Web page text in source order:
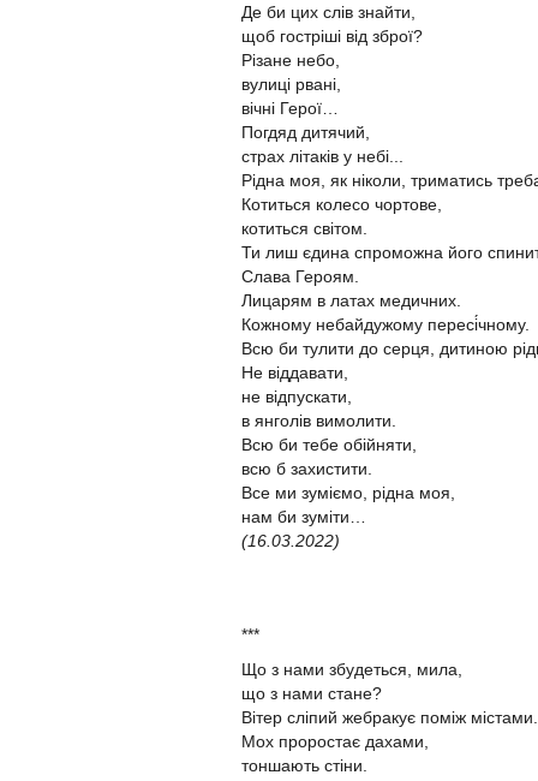
Де би цих слів знайти,
щоб гостріші від зброї?
Різане небо,
вулиці рвані,
вічні Герої…
Погдяд дитячий,
страх літаків у небі...
Рідна моя, як ніколи, триматись
Котиться колесо чортове,
котиться світом.
Ти лиш єдина спроможна його
Слава Героям.
Лицарям в латах медичних.
Кожному небайдужому пересі́чному.
Всю би тулити до серця, дитиною
Не віддавати,
не відпускати,
в янголів вимолити.
Всю би тебе обійняти,
всю б захистити.
Все ми зуміємо, рідна моя,
нам би зуміти…
(16.03.2022)
***
Що з нами збудеться, мила,
що з нами стане?
Вітер сліпий жебракує поміж
Мох проростає дахами,
тоншають стіни.